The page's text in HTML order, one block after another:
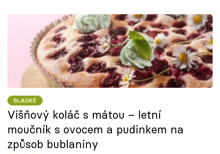
SLADKÉ
Višňový koláč s mátou – letní
moučník s ovocem a pudinkem na
způsob bublaniny